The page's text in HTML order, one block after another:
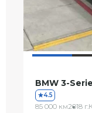
BMW 3-
4.5
85 000 км2018 г.